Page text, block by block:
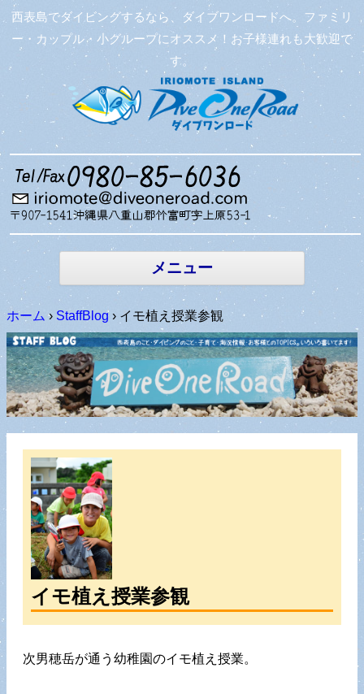
西表島でダイビングするなら、ダイブワンロードへ。ファミリ
ー・カップル・小グループにオススメ！お子様連れも大歓迎で
す。
メニュー
コンテン
ホーム › StaffBlog › イモ植え授業参観
イモ植え授業参観
次男穂岳が通う幼稚園のイモ植え授業。